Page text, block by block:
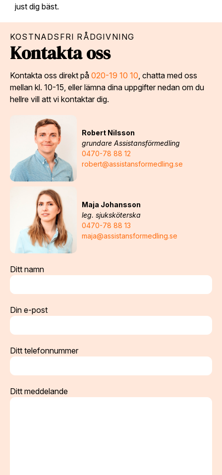
just dig bäst.
KOSTNADSFRI RÅDGIVNING
Kontakta oss
Kontakta oss direkt på 020-19 10 10 , chatta med oss
mellan kl. 10-15, eller lämna dina uppgifter nedan om du
hellre vill att vi kontaktar dig.
Robert Nilsson
grundare Assistansförmedling
0470-78 88 12
robert@assistansformedling.se
Maja Johansson
leg. sjuksköterska
0470-78 88 13
maja@assistansformedling.se
Ditt namn
Din e-post
Ditt telefonnummer
Ditt meddelande